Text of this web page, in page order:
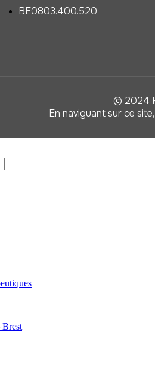
BE0803.400.520
© 2024
En naviguant sur ce
Brest